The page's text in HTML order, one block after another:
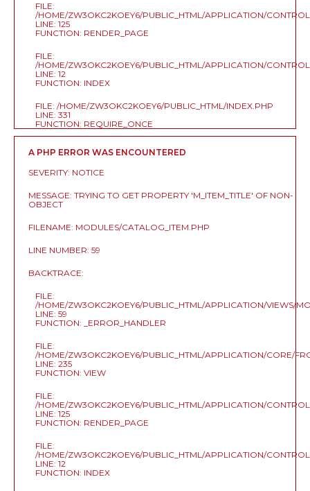
FILE:
/HOME/ZW3OKC2KOEY6/PUBLIC_HTML/APPLICATION/
LINE: 125
FUNCTION: RENDER_PAGE
FILE:
/HOME/ZW3OKC2KOEY6/PUBLIC_HTML/APPLICATION/
LINE: 12
FUNCTION: INDEX
FILE: /HOME/ZW3OKC2KOEY6/PUBLIC_HTML/INDEX.PHP
LINE: 331
FUNCTION: REQUIRE_ONCE
A PHP ERROR WAS ENCOUNTERED
SEVERITY: NOTICE
MESSAGE: TRYING TO GET PROPERTY 'M_ITEM_TITLE' OF NON-
OBJECT
FILENAME: MODULES/CATALOG_ITEM.PHP
LINE NUMBER: 59
BACKTRACE:
FILE:
/HOME/ZW3OKC2KOEY6/PUBLIC_HTML/APPLICATION/VIEWS/
LINE: 59
FUNCTION: _ERROR_HANDLER
FILE:
/HOME/ZW3OKC2KOEY6/PUBLIC_HTML/APPLICATION/CORE/
LINE: 235
FUNCTION: VIEW
FILE:
/HOME/ZW3OKC2KOEY6/PUBLIC_HTML/APPLICATION/
LINE: 125
FUNCTION: RENDER_PAGE
FILE:
/HOME/ZW3OKC2KOEY6/PUBLIC_HTML/APPLICATION/
LINE: 12
FUNCTION: INDEX